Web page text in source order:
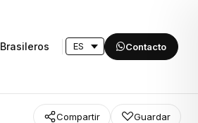
Brasileros Contacto
Compartir Guardar